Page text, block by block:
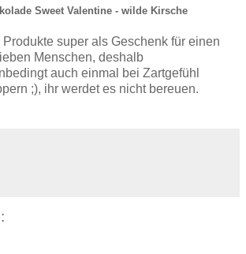
Sweet Valentine - wilde Kirsche
Produkte super als Geschenk für einen
lieben Menschen, deshalb
auch einmal bei Zartgefühl
;), ihr werdet es nicht bereuen.